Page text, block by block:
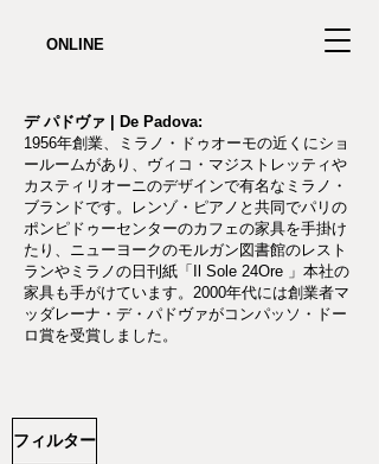
ONLINE
デ パドヴァ | De Padova:
1956年創業、ミラノ・ドゥオーモの近くにショ
ールームがあり、ヴィコ・マジストレッティや
カスティリオーニのデザインで有名なミラノ・
ブランドです。レンゾ・ピアノと共同でパリの
ポンピドゥーセンターのカフェの家具を手掛け
たり、ニューヨークのモルガン図書館のレスト
ランやミラノの日刊紙「Il Sole 24Ore 」本社の
家具も手がけています。2000年代には創業者マ
ッダレーナ・デ・パドヴァがコンパッソ・ドー
ロ賞を受賞しました。
フィルター